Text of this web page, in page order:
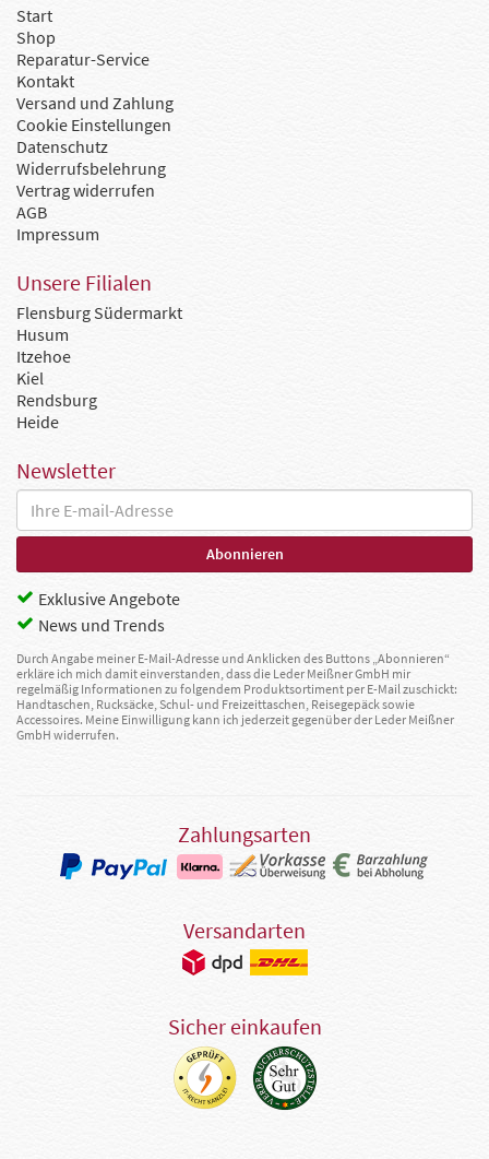
Start
Shop
Reparatur-Service
Kontakt
Versand und Zahlung
Cookie Einstellungen
Datenschutz
Widerrufsbelehrung
Vertrag widerrufen
AGB
Impressum
Unsere Filialen
Flensburg Südermarkt
Husum
Itzehoe
Kiel
Rendsburg
Heide
Newsletter
Exklusive Angebote
News und Trends
Durch Angabe meiner E-Mail-Adresse und Anklicken des Buttons „Abonnieren“
erkläre ich mich damit einverstanden, dass die Leder Meißner GmbH mir
regelmäßig Informationen zu folgendem Produktsortiment per E-Mail zuschickt:
Handtaschen, Rucksäcke, Schul- und Freizeittaschen, Reisegepäck sowie
Accessoires. Meine Einwilligung kann ich jederzeit gegenüber der Leder Meißner
GmbH widerrufen.
Zahlungsarten
Versandarten
Sicher einkaufen